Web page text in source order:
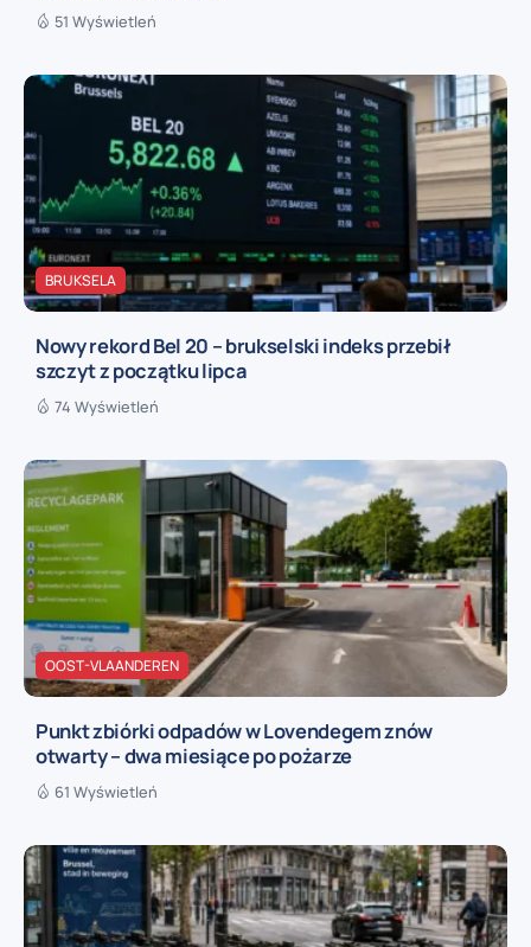
51 Wyświetleń
BRUKSELA
Nowy rekord Bel 20 – brukselski indeks przebił
szczyt z początku lipca
74 Wyświetleń
OOST-VLAANDEREN
Punkt zbiórki odpadów w Lovendegem znów
otwarty – dwa miesiące po pożarze
61 Wyświetleń